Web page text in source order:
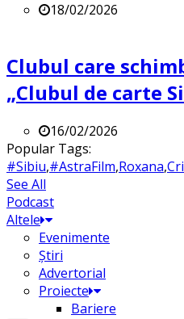
18/02/2026
Clubul care
„Clubul de carte
16/02/2026
Popular Tags:
#Sibiu,#AstraFilm,Roxana,
See All
Podcast
Altele
Evenimente
Știri
Advertorial
Proiecte
Bariere